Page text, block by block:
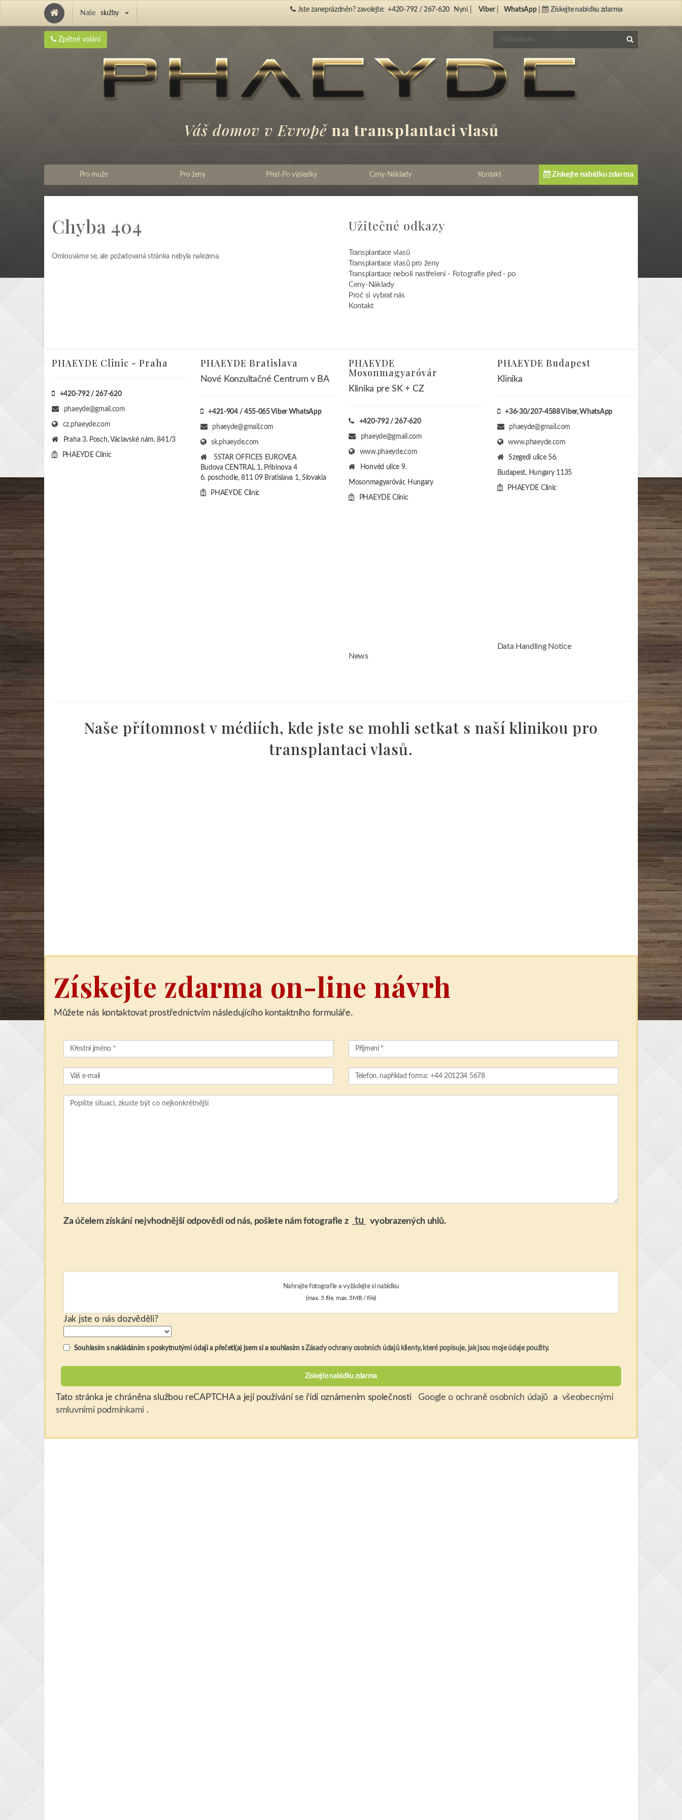
Naše služby Jste zaneprázdněn? zavolejte: +420-792 / 267-620 Nyní | Viber| WhatsApp| Získejte nabídku zdarma
Zpětné volání
Váš domov v Evropěna transplantaci vlasů
Pro muže Pro ženy Před-Po výsledky Ceny-Náklady Kontakt Získejte nabídku zdarma
Chyba 404
Omlouváme se, ale požadovaná stránka nebyla nalezena.
Užitečné odkazy
Transplantace vlasů
Transplantace vlasů pro ženy
Transplantace neboli nastřelení - Fotografie před - po
Ceny-Náklady
Proč si vybrat nás
Kontakt
PHAEYDE Clinic - Praha
+420-792 / 267-620
phaeyde@gmail.com
cz.phaeyde.com
Praha 3. Posch, Václavské nám. 841/3
PHAEYDE Clinic
PHAEYDE Bratislava
Nové Konzultačné Centrum v BA
+421-904 / 455-065 Viber WhatsApp
phaeyde@gmail.com
sk.phaeyde.com
5STAR OFFICES EUROVEA
Budova CENTRAL 1, Pribinova 4
6. poschodie, 811 09 Bratislava 1, Slovakia
PHAEYDE Clinic
PHAEYDE
Mosonmagyaróvár
Klinika pre SK + CZ
+420-792 / 267-620
phaeyde@gmail.com
www.phaeyde.com
Honvéd ulice 9.
Mosonmagyaróvár, Hungary
PHAEYDE Clinic
News
PHAEYDE Budapest
Klinika
+36-30/207-4588Viber, WhatsApp
phaeyde@gmail.com
www.phaeyde.com
Szegedi ulice 56.
Budapest, Hungary 1135
PHAEYDE Clinic
Data Handling Notice
Naše přítomnost v médiích, kde jste se mohli setkat s naší klinikou pro
transplantaci vlasů.
Získejte zdarma on-line návrh
Můžete nás kontaktovat prostřednictvím následujícího kontaktního formuláře.
Za účelem získání nejvhodnější odpovědi od nás, pošlete nám fotografie z tu vyobrazených uhlů.
Nahrajte fotografie a vyžádejte si nabídku
(max. 5 file, max. 5MB / file)
Jak jste o nás dozvěděli?
Souhlasím s nakládáním s poskytnutými údaji a přečetl(a) jsem si a souhlasím sZásady ochrany osobních údajů klienty, které popisuje, jak jsou moje údaje použity.
Tato stránka je chráněna službou reCAPTCHA a její používání se řídí oznámením společnosti Google o ochraně osobních údajů a všeobecnými
smluvními podmínkami .